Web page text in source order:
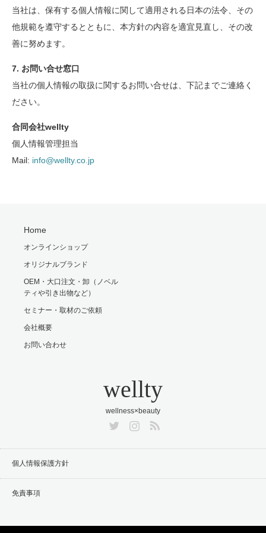
当社は、保有する個人情報に関して適用される日本の法令、その
他規範を遵守するとともに、本方針の内容を適宜見直し、その改
善に努めます。
7. お問い合せ窓口
当社の個人情報の取扱に関するお問い合せは、下記までご連絡く
ださい。
合同会社wellty
個人情報管理担当
Mail: info@wellty.co.jp
Home
オンラインショップ
オリジナルブランド
OEM・大口注文・卸（ノベル
ティや引き出物など）
セミナー・取材のご依頼
会社概要
お問い合わせ
wellty
wellness×beauty
個人情報保護方針
免責事項